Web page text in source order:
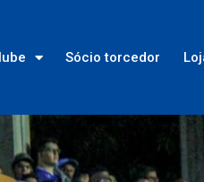
Sócio torcedor